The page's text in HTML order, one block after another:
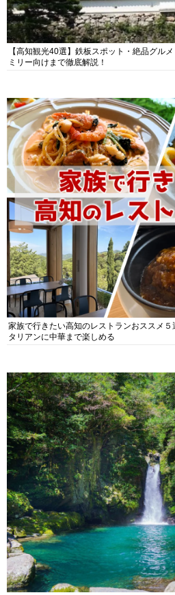
【高知観光40選】鉄板スポット・絶品グル
ミリー向けまで徹底解説！
家族で行きたい高知のレストランおススメ
タリアンに中華まで楽しめる